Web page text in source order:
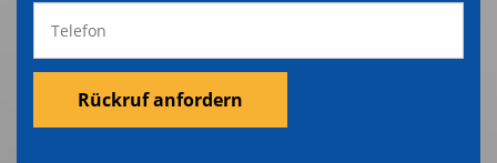
Rückruf anfordern